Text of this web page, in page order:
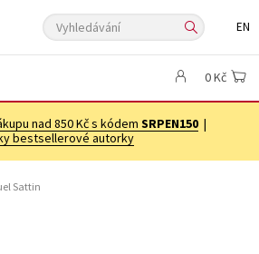
Vyhledávání EN
Auto - moto
Beletrie pro děti
Dárkové zboží
0 Kč
nad 850 Kč s kódem SRPEN150 |
bestsellerové autorky
Sattin